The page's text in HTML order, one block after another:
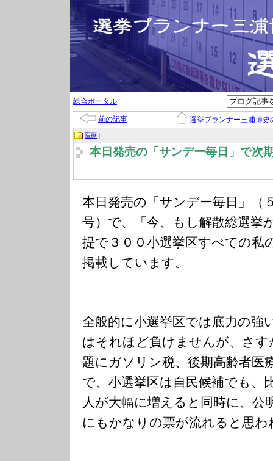
総合ポータル
前の記事 選挙プランナー三浦博史
医療 |
本日発売の「サンデー毎日」で次
本日発売の「サンデー毎日」（
号）で、「今、もし解散総選挙
提で３００小選挙区すべての私
掲載しています。
全般的に小選挙区では底力の強
はそれほど負けませんが、さ
題にガソリン税、後期高齢者医
で、小選挙区は自民候補でも、
人が大幅に増えると同時に、公
にもかなりの票が流れると思わ